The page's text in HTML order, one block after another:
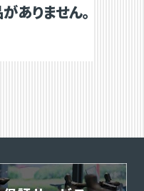
ありません。